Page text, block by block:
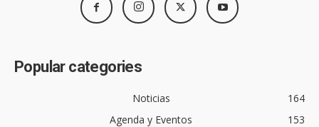
Popular categories
Noticias
164
Agenda y Eventos
153